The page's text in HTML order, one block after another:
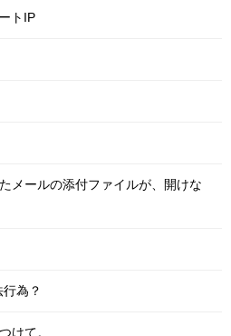
トIP
メールの添付ファイルが、開けな
為？
けて。